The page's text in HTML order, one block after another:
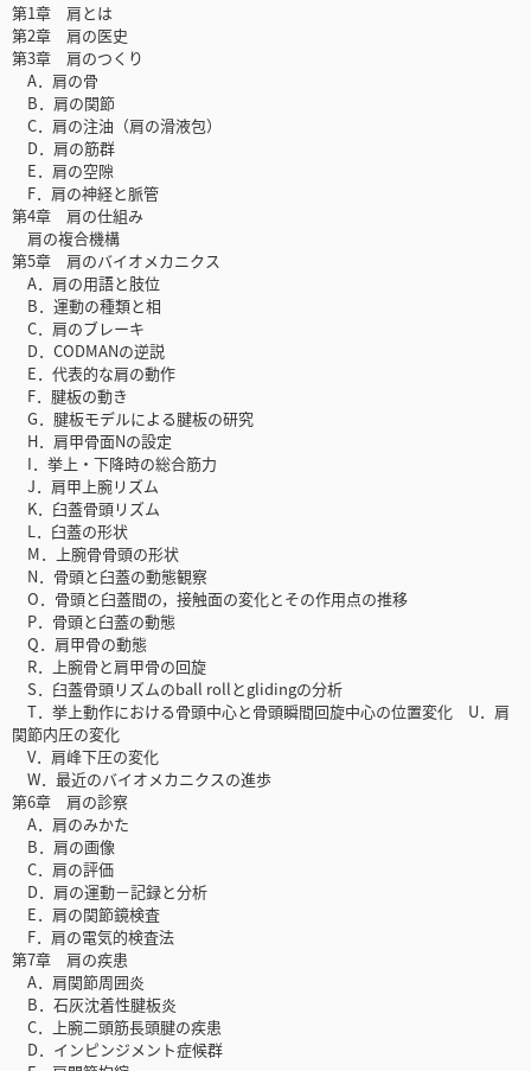
第1章 肩とは
第2章 肩の医史
第3章 肩のつくり
A．肩の骨
B．肩の関節
C．肩の注油（肩の滑液包）
D．肩の筋群
E．肩の空隙
F．肩の神経と脈管
第4章 肩の仕組み
肩の複合機構
第5章 肩のバイオメカニクス
A．肩の用語と肢位
B．運動の種類と相
C．肩のブレーキ
D．CODMANの逆説
E．代表的な肩の動作
F．腱板の動き
G．腱板モデルによる腱板の研究
H．肩甲骨面Nの設定
I．挙上・下降時の総合筋力
J．肩甲上腕リズム
K．臼蓋骨頭リズム
L．臼蓋の形状
M．上腕骨骨頭の形状
N．骨頭と臼蓋の動態観察
O．骨頭と臼蓋間の，接触面の変化とその作用点の推移
P．骨頭と臼蓋の動態
Q．肩甲骨の動態
R．上腕骨と肩甲骨の回旋
S．臼蓋骨頭リズムのball rollとglidingの分析
T．挙上動作における骨頭中心と骨頭瞬間回旋中心の位置変化 U．肩
関節内圧の変化
V．肩峰下圧の変化
W．最近のバイオメカニクスの進歩
第6章 肩の診察
A．肩のみかた
B．肩の画像
C．肩の評価
D．肩の運動－記録と分析
E．肩の関節鏡検査
F．肩の電気的検査法
第7章 肩の疾患
A．肩関節周囲炎
B．石灰沈着性腱板炎
C．上腕二頭筋長頭腱の疾患
D．インピンジメント症候群